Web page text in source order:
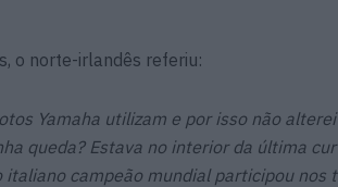
o norte-irlandês referiu:
Yamaha utilizam e por isso não
queda? Estava no interior da última
italiano campeão mundial participou nos